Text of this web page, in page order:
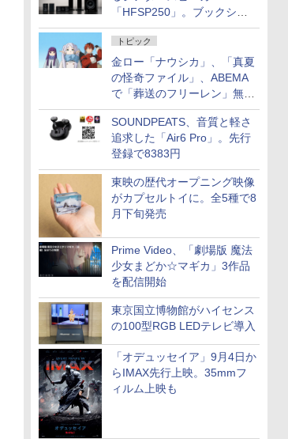
「HFSP250」。ブックシェ
ルフはペア3万円以下
トピック
金ロー「ナウシカ」、「真夏
の怪奇ファイル」、ABEMA
で「葬送のフリーレン」無料
配信など。夏の特番・配信情
報
SOUNDPEATS、音質と軽さ
追求した「Air6 Pro」。先行
登録で8383円
東映の歴代オープニング映像
がカプセルトイに。全5種で8
月下旬発売
Prime Video、「劇場版 魔法
少女まどか☆マギカ」3作品
を配信開始
東京国立博物館がハイセンス
の100型RGB LEDテレビ導入
「オデュッセイア」9月4日か
らIMAX先行上映。35mmフ
ィルム上映も